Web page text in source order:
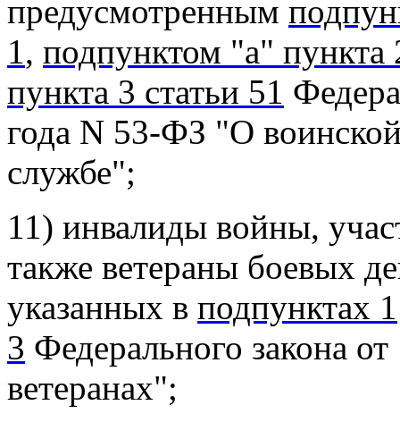
предусмотренным
1, подпунктом "а" пункта
пункта 3 статьи 51
года N 53-ФЗ "О
службе";
11) инвалиды войны,
также ветераны боевых
указанных в подпунктах 1
3 Федерального закона
ветеранах";